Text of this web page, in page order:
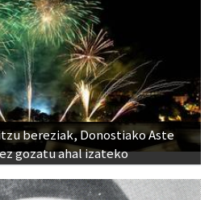
bereziak, Donostiako Aste
gozatu ahal izateko